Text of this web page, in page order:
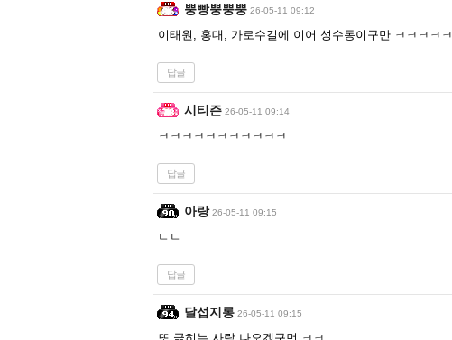
뿡빵뿡뿡뿡 26-05-11 09:12
이태원, 홍대, 가로수길에 이어 성수동이구만 ㅋㅋㅋㅋㅋ
답글
시티즌 26-05-11 09:14
ㅋㅋㅋㅋㅋㅋㅋㅋㅋㅋㅋ
답글
아랑 26-05-11 09:15
ㄷㄷ
답글
달섭지롱 26-05-11 09:15